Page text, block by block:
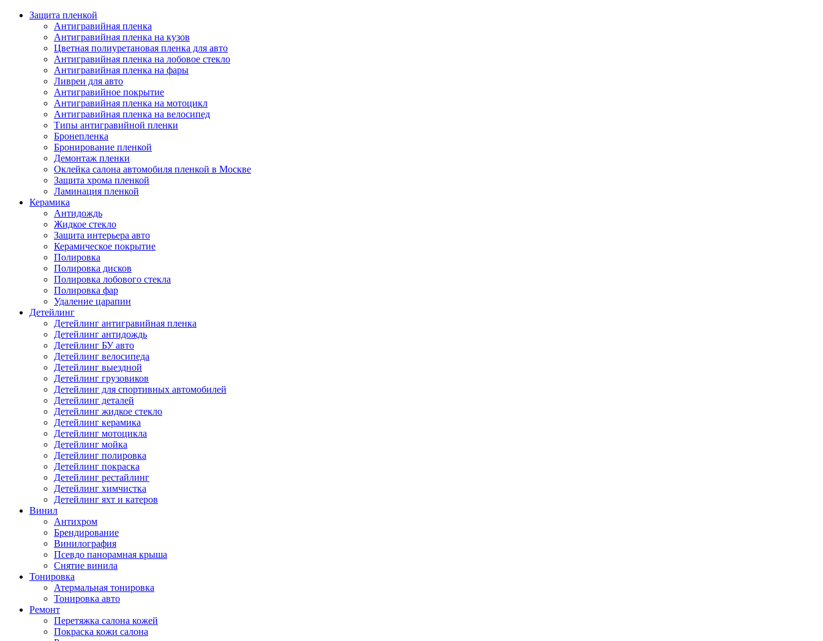
Защита пленкой
Антигравийная пленка
Антигравийная пленка на кузов
Цветная полиуретановая пленка для авто
Антигравийная пленка на лобовое стекло
Антигравийная пленка на фары
Ливреи для авто
Антигравийное покрытие
Антигравийная пленка на мотоцикл
Антигравийная пленка на велосипед
Типы антигравийной пленки
Бронепленка
Бронирование пленкой
Демонтаж пленки
Оклейка салона автомобиля пленкой в Москве
Защита хрома пленкой
Ламинация пленкой
Керамика
Антидождь
Жидкое стекло
Защита интерьера авто
Керамическое покрытие
Полировка
Полировка дисков
Полировка лобового стекла
Полировка фар
Удаление царапин
Детейлинг
Детейлинг антигравийная пленка
Детейлинг антидождь
Детейлинг БУ авто
Детейлинг велосипеда
Детейлинг выездной
Детейлинг грузовиков
Детейлинг для спортивных автомобилей
Детейлинг деталей
Детейлинг жидкое стекло
Детейлинг керамика
Детейлинг мотоцикла
Детейлинг мойка
Детейлинг полировка
Детейлинг покраска
Детейлинг рестайлинг
Детейлинг химчистка
Детейлинг яхт и катеров
Винил
Антихром
Брендирование
Винилография
Псевдо панорамная крыша
Снятие винила
Тонировка
Атермальная тонировка
Тонировка авто
Ремонт
Перетяжка салона кожей
Покраска кожи салона